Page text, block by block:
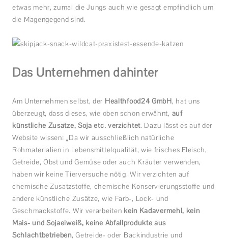
etwas mehr, zumal die Jungs auch wie gesagt empfindlich um
die Magengegend sind.
Das Unternehmen dahinter
Am Unternehmen selbst, der Healthfood24 GmbH, hat uns
überzeugt, dass dieses, wie oben schon erwähnt, auf
künstliche Zusätze, Soja etc. verzichtet. Dazu lässt es auf der
Website wissen: „Da wir ausschließlich natürliche
Rohmaterialien in Lebensmittelqualität, wie frisches Fleisch,
Getreide, Obst und Gemüse oder auch Kräuter verwenden,
haben wir keine Tierversuche nötig. Wir verzichten auf
chemische Zusatzstoffe, chemische Konservierungsstoffe und
andere künstliche Zusätze, wie Farb-, Lock- und
Geschmackstoffe. Wir verarbeiten kein Kadavermehl, kein
Mais- und Sojaeiweiß, keine Abfallprodukte aus
Schlachtbetrieben, Getreide- oder Backindustrie und